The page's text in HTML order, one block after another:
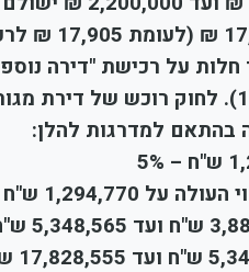
על רכישת "דירה